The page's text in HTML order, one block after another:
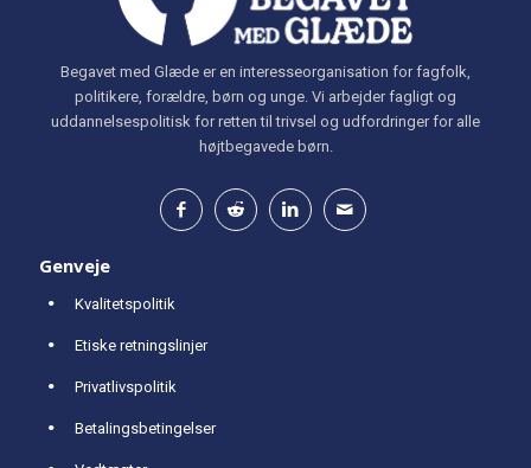
Begavet med Glæde er en interesseorganisation for fagfolk,
politikere, forældre, børn og unge. Vi arbejder fagligt og
uddannelsespolitisk for retten til trivsel og udfordringer for alle
højtbegavede børn.
Genveje
Kvalitetspolitik
Etiske retningslinjer
Privatlivspolitik
Betalingsbetingelser